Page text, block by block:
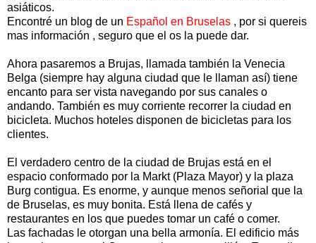
asiáticos.
Encontré un blog de un Español en Bruselas , por si quereis
mas información , seguro que el os la puede dar.
Ahora pasaremos a Brujas, llamada también la Venecia
Belga (siempre hay alguna ciudad que le llaman así) tiene
encanto para ser vista navegando por sus canales o
andando. También es muy corriente recorrer la ciudad en
bicicleta. Muchos hoteles disponen de bicicletas para los
clientes.
El verdadero centro de la ciudad de Brujas está en el
espacio conformado por la Markt (Plaza Mayor) y la plaza
Burg contigua. Es enorme, y aunque menos señorial que la
de Bruselas, es muy bonita. Está llena de cafés y
restaurantes en los que puedes tomar un café o comer.
Las fachadas le otorgan una bella armonía. El edificio más